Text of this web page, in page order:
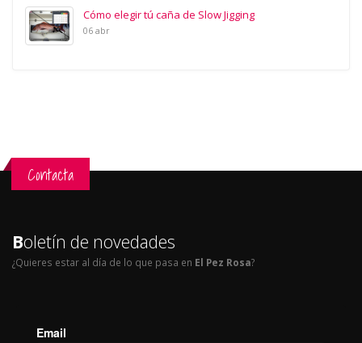
Cómo elegir tú caña de Slow Jigging
06 abr
Contacta
Boletín de novedades
¿Quieres estar al día de lo que pasa en El Pez Rosa?